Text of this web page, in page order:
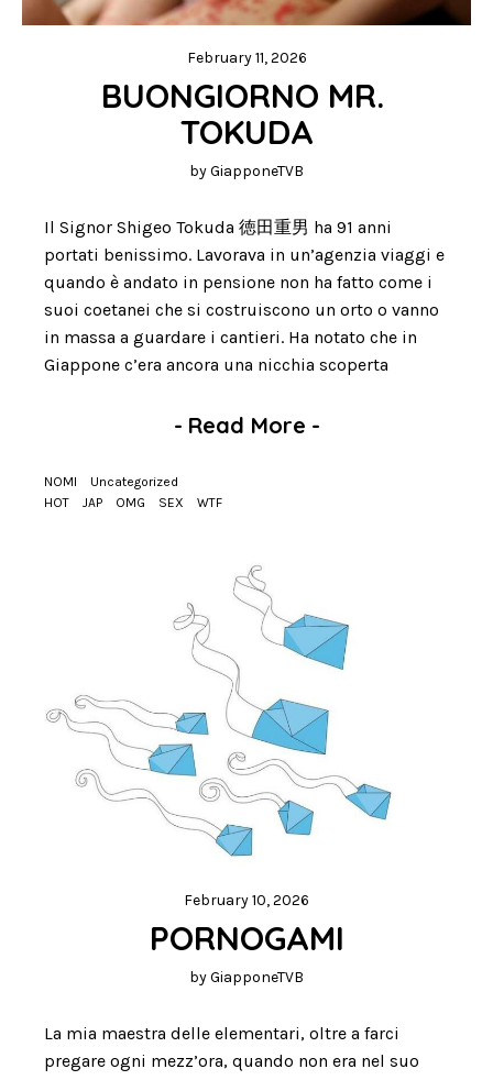
February 11, 2026
BUONGIORNO MR.
TOKUDA
byGiapponeTVB
Il Signor Shigeo Tokuda 徳田重男 ha 91 anni
portati benissimo. Lavorava in un’agenzia viaggi e
quando è andato in pensione non ha fatto come i
suoi coetanei che si costruiscono un orto o vanno
in massa a guardare i cantieri. Ha notato che in
Giappone c’era ancora una nicchia scoperta
- Read More -
NOMI
Uncategorized
HOT
JAP OMG SEX WTF
February 10, 2026
PORNOGAMI
byGiapponeTVB
La mia maestra delle elementari, oltre a farci
pregare ogni mezz’ora, quando non era nel suo